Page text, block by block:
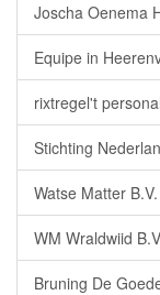
Joscha Oenema
Equipe in
rixtregel't
Stichting
Watse Matter
WM Wraldwiid
Bruning De